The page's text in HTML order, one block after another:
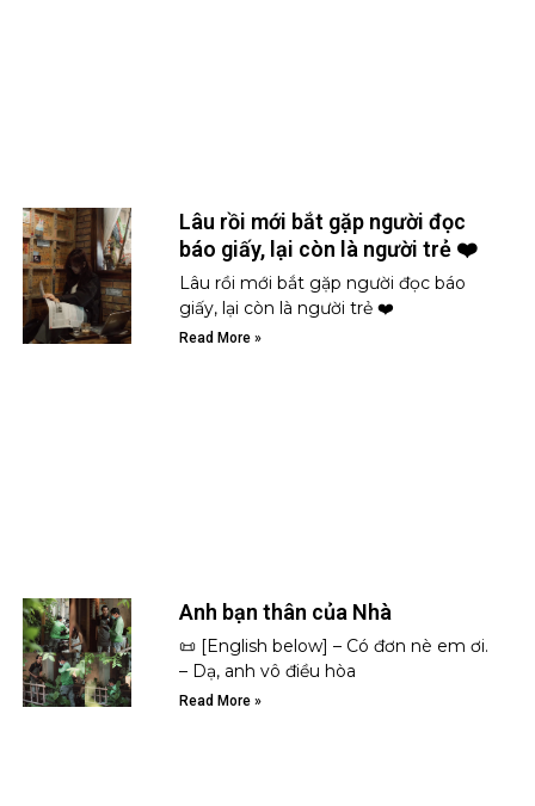
Lâu rồi mới bắt gặp người đọc
báo giấy, lại còn là người trẻ ❤️
Lâu rồi mới bắt gặp người đọc báo
giấy, lại còn là người trẻ ❤️
Read More »
Anh bạn thân của Nhà
📜 [English below] – Có đơn nè em ơi.
– Dạ, anh vô điều hòa
Read More »